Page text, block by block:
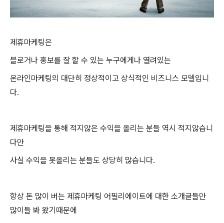
제휴마케팅은
블로거나 홍보를 잘 할 수 있는 누구에게나 열려있는
온라인마케팅의 대단히 정상적이고 상식적인 비즈니스 모델입니
다.
제휴마케팅을 통해 적지않은 수익을 올리는 분들 역시 적지않습니
다만
사실 수익을 못올리는 분들도 상당히 많습니다.
항상 돈 많이 버는 제휴마케팅 어필리에이트에 대한 소개글들만
많이들 봐 왔기때문에